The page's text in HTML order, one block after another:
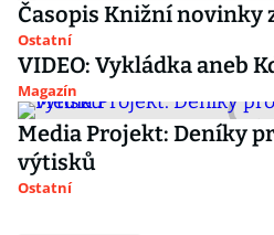
Časopis Knižní novinky
Ostatní
VIDEO: Vykládka aneb
Magazín
Media Projekt: Deníky
výtisků
Ostatní